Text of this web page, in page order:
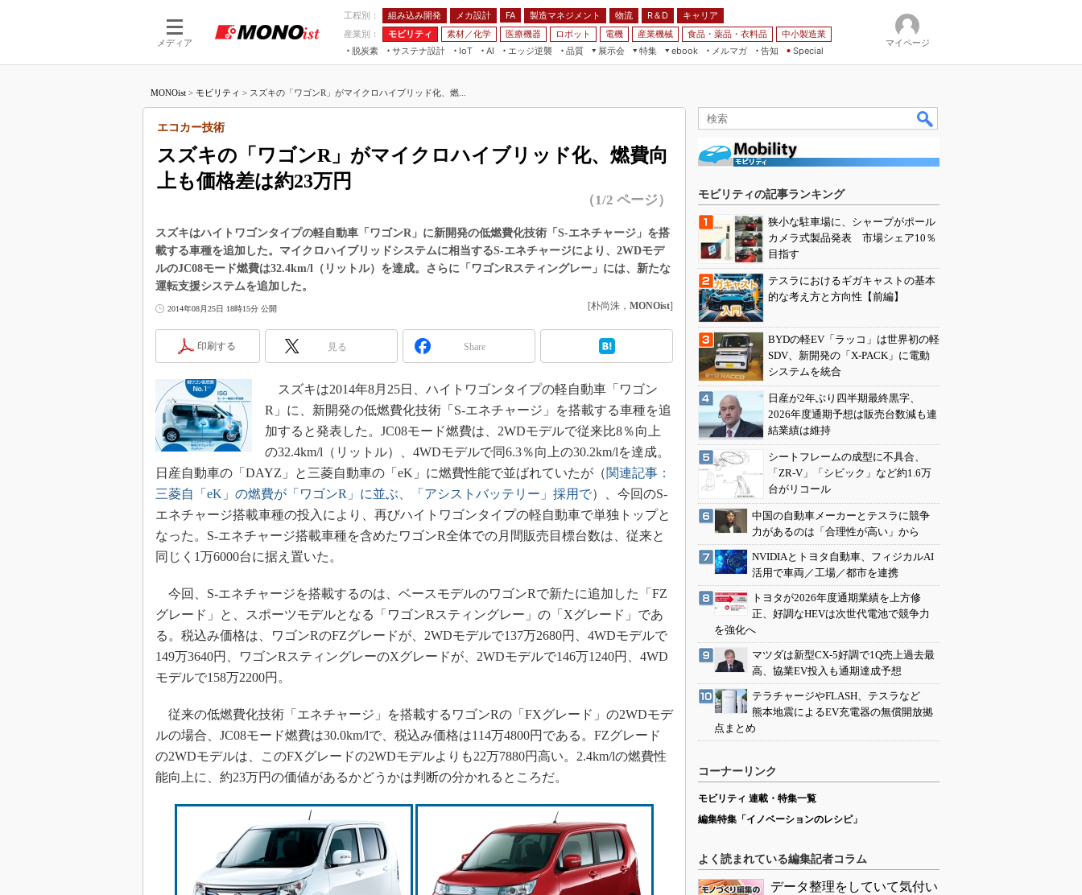
メディア
工程別： 組み込み開発 メカ設計 FA 製造マネジメント 物流 R＆D
キャリア
産業別：
モビリティ 素材／化学 医療機器 ロボット 電機 産業機械 食品・薬品・衣料品
中小製造業
脱炭素
サステナ設計
IoT
つながる工場
AI
AI×設備保全
エッジ逆襲 品質
展示会
JIMTOF
IIFES
TECHNO-FRONTIER
人テク展
日本ものづくりワールド
AUTOMOTIVE WORLD
特集
VR／AR
フィールドサービス
Windows Embedded
3Dプリンタ
デジタルツインとCAE
S＆OP
インダストリー4.0
イノベーション
製造業ビッグデータ
メイドインジャパン
植物工場
海外生産
グローバル設計・開発
制御セキュリティ
新型コロナへの対応
ebook
FA
モビリティ
メルマガ
告知 Special
マイページ
MONOist > モビリティ > スズキの「ワゴンR」がマイクロハイブリッド化、燃...
スズキの「ワゴンR」がマイクロハイブリッド化、燃費向
上も価格差は約23万円
エコカー技術
（1/2 ページ）
スズキはハイトワゴンタイプの軽自動車「ワゴンR」に新開発の低燃費化技術「S-エネチャージ」を搭
載する車種を追加した。マイクロハイブリッドシステムに相当するS-エネチャージにより、2WDモデ
ルのJC08モード燃費は32.4km/l（リットル）を達成。さらに「ワゴンRスティングレー」には、新たな
運転支援システムを追加した。
2014年08月25日 18時15分 公開 [朴尚洙， MONOist]
印刷する 見る Share
スズキは2014年8月25日、ハイトワゴンタイプの軽自動車「ワゴン
R」に、新開発の低燃費化技術「S-エネチャージ」を搭載する車種を追
加すると発表した。JC08モード燃費は、2WDモデルで従来比8％向上
の32.4km/l（リットル）、4WDモデルで同6.3％向上の30.2km/lを達成。
日産自動車の「DAYZ」と三菱自動車の「eK」に燃費性能で並ばれていたが（関連記事：
三菱自「eK」の燃費が「ワゴンR」に並ぶ、「アシストバッテリー」採用で）、今回のS-
エネチャージ搭載車種の投入により、再びハイトワゴンタイプの軽自動車で単独トップと
なった。S-エネチャージ搭載車種を含めたワゴンR全体での月間販売目標台数は、従来と
同じく1万6000台に据え置いた。
今回、S-エネチャージを搭載するのは、ベースモデルのワゴンRで新たに追加した「FZ
グレード」と、スポーツモデルとなる「ワゴンRスティングレー」の「Xグレード」であ
る。税込み価格は、ワゴンRのFZグレードが、2WDモデルで137万2680円、4WDモデルで
149万3640円、ワゴンRスティングレーのXグレードが、2WDモデルで146万1240円、4WD
モデルで158万2200円。
従来の低燃費化技術「エネチャージ」を搭載するワゴンRの「FXグレード」の2WDモデ
ルの場合、JC08モード燃費は30.0km/lで、税込み価格は114万4800円である。FZグレード
の2WDモデルは、このFXグレードの2WDモデルよりも22万7880円高い。2.4km/lの燃費性
能向上に、約23万円の価値があるかどうかは判断の分かれるところだ。
モビリティの記事ランキング
狭小な駐車場に、シャープがポール
カメラ式製品発表 市場シェア10％
目指す
テスラにおけるギガキャストの基本
的な考え方と方向性【前編】
BYDの軽EV「ラッコ」は世界初の軽
SDV、新開発の「X-PACK」に電動
システムを統合
日産が2年ぶり四半期最終黒字、
2026年度通期予想は販売台数減も連
結業績は維持
シートフレームの成型に不具合、
「ZR-V」「シビック」など約1.6万
台がリコール
中国の自動車メーカーとテスラに競争
力があるのは「合理性が高い」から
NVIDIAとトヨタ自動車、フィジカルAI
活用で車両／工場／都市を連携
トヨタが2026年度通期業績を上方修
正、好調なHEVは次世代電池で競争力
を強化へ
マツダは新型CX-5好調で1Q売上過去最
高、協業EV投入も通期達成予想
テラチャージやFLASH、テスラなど
熊本地震によるEV充電器の無償開放拠
点まとめ
コーナーリンク
モビリティ 連載・特集一覧
編集特集「イノベーションのレシピ」
よく読まれている編集記者コラム
データ整理をしていて気付い